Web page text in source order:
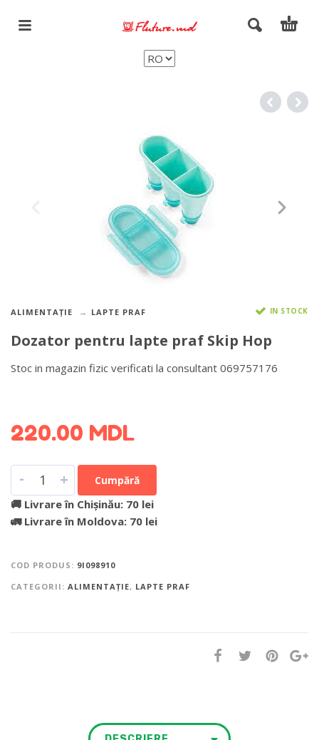
ALIMENTAȚIE LAPTE PRAF IN STOCK
Dozator pentru lapte praf Skip Hop
Stoc in magazin fizic verificati la consultant 069757176
220.00 MDL
- + Cumpără
🚚 Livrare în Chișinău: 70 lei
🚛 Livrare în Moldova: 70 lei
COD PRODUS: 9I098910
CATEGORII: ALIMENTAȚIE, LAPTE PRAF